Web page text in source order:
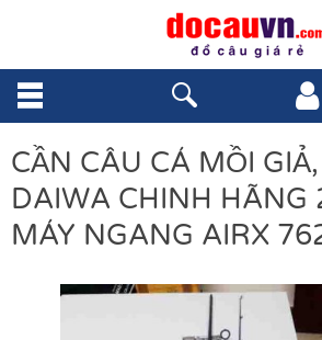
CẦN CÂU CÁ MỒI
DAIWA CHINH HÃNG
MÁY NGANG AIRX